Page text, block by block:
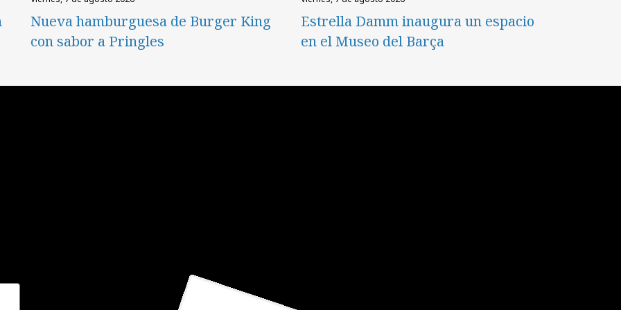
Nueva hamburguesa de Burger King
con sabor a Pringles
Estrella Damm inaugura un espacio
en el Museo del Barça